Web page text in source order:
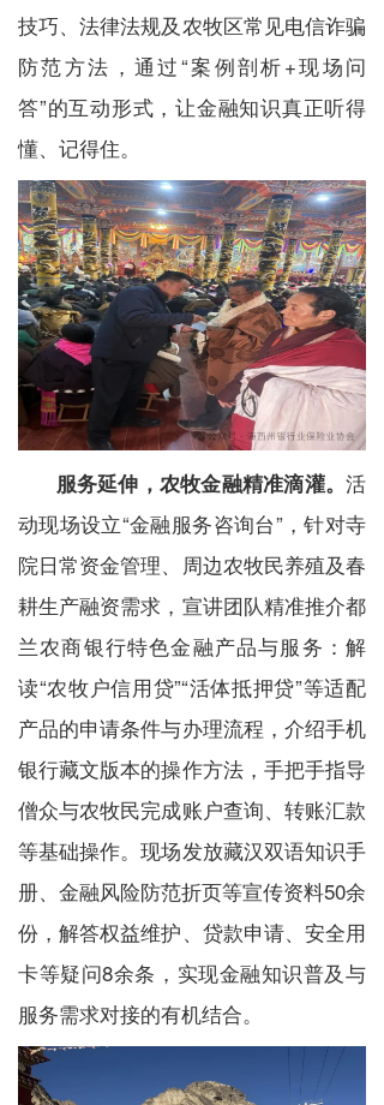
技巧、法律法规及农牧区常见电信诈骗
防范方法，通过“案例剖析+现场问
答”的互动形式，让金融知识真正听得
懂、记得住。
服务延伸，农牧金融精准滴灌。 活
动现场设立“金融服务咨询台”，针对寺
院日常资金管理、周边农牧民养殖及春
耕生产融资需求，宣讲团队精准推介都
兰农商银行特色金融产品与服务：解
读“农牧户信用贷”“活体抵押贷”等适配
产品的申请条件与办理流程，介绍手机
银行藏文版本的操作方法，手把手指导
僧众与农牧民完成账户查询、转账汇款
等基础操作。现场发放藏汉双语知识手
册、金融风险防范折页等宣传资料50余
份，解答权益维护、贷款申请、安全用
卡等疑问8余条，实现金融知识普及与
服务需求对接的有机结合。